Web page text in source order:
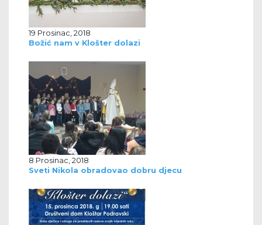
19 Prosinac, 2018
Božić nam v Klošter dolazi
8 Prosinac, 2018
Sveti Nikola obradovao dobru djecu